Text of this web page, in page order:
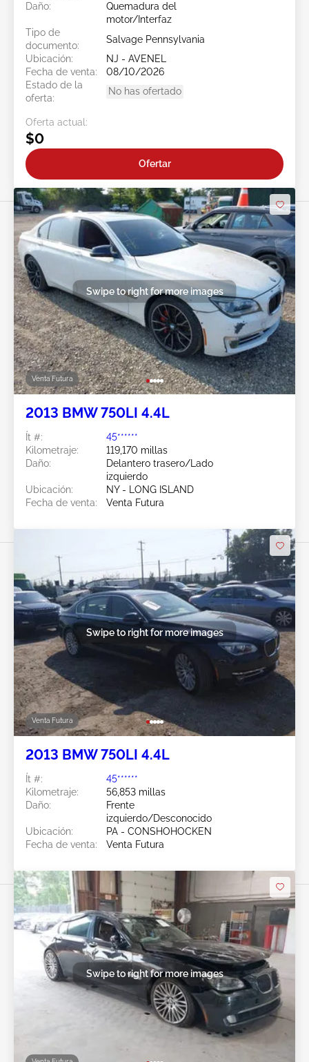
Daño:
Quemadura del
motor/Interfaz
Tipo de
documento:
Salvage Pennsylvania
Ubicación:
NJ - AVENEL
Fecha de venta:
08/10/2026
Estado de la
oferta:
No has ofertado
Oferta actual:
$0
Ofertar
Venta Futura
Swipe to right for more images
2013 BMW 750LI 4.4L
Ít #:
45******
Kilometraje:
119,170 millas
Daño:
Delantero trasero/Lado
izquierdo
Ubicación:
NY - LONG ISLAND
Fecha de venta:
Venta Futura
Venta Futura
Swipe to right for more images
2013 BMW 750LI 4.4L
Ít #:
45******
Kilometraje:
56,853 millas
Daño:
Frente
izquierdo/Desconocido
Ubicación:
PA - CONSHOHOCKEN
Fecha de venta:
Venta Futura
Swipe to right for more images